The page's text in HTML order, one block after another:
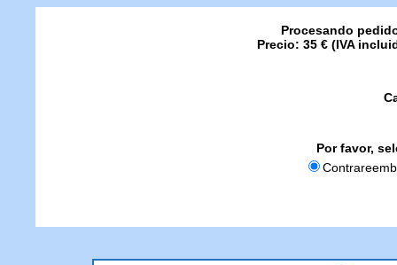
Procesando
Precio: 35 € (IVA
Por favor,